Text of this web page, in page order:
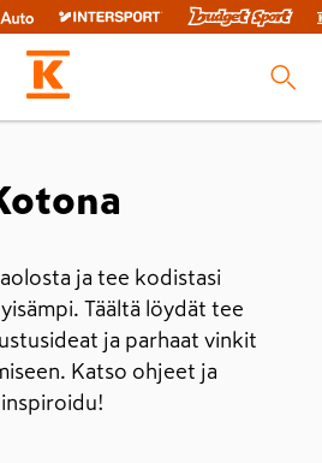
ja tee kodistasi
Täältä löydät tee
ja parhaat vinkit
Katso ohjeet ja
inspiroidu!